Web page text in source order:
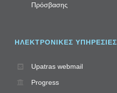
Πρόσβασης
ΗΛΕΚΤΡΟΝΙΚΈΣ ΥΠΗΡΕΣΊΕΣ
Upatras webmail
Progress